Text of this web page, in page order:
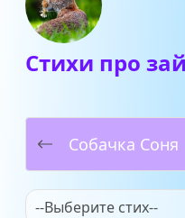
Стихи про
Собачка Соня
--Выберите стих--